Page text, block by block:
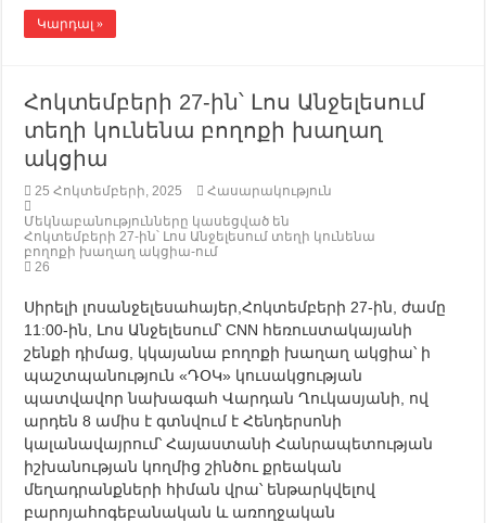
Կարդալ »
Հոկտեմբերի 27-ին՝ Լոս Անջելեսում
տեղի կունենա բողոքի խաղաղ
ակցիա
25 Հոկտեմբերի, 2025
Հասարակություն
Մեկնաբանությունները կասեցված են
Հոկտեմբերի 27-ին՝ Լոս Անջելեսում տեղի կունենա
բողոքի խաղաղ ակցիա-ում
26
Սիրելի լոսանջելեսահայեր,Հոկտեմբերի 27-ին, ժամը
11:00-ին, Լոս Անջելեսում՝ CNN հեռուստակայանի
շենքի դիմաց, կկայանա բողոքի խաղաղ ակցիա՝ ի
պաշտպանություն «ԴՕԿ» կուսակցության
պատվավոր նախագահ Վարդան Ղուկասյանի, ով
արդեն 8 ամիս է գտնվում է Հենդերսոնի
կալանավայրում՝ Հայաստանի Հանրապետության
իշխանության կողմից շինծու քրեական
մեղադրանքների հիման վրա՝ ենթարկվելով
բարոյահոգեբանական և առողջական